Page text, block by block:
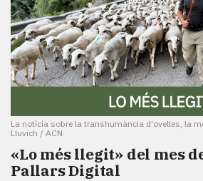
La notícia sobre la transhumància d'ovelles, la
Lluvich / ACN
«Lo més llegit» del mes
Pallars Digital